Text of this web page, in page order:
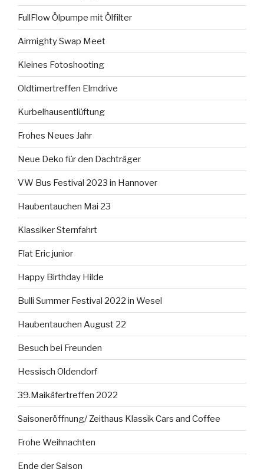
FullFlow Ölpumpe mit Ölfilter
Airmighty Swap Meet
Kleines Fotoshooting
Oldtimertreffen Elmdrive
Kurbelhausentlüftung
Frohes Neues Jahr
Neue Deko für den Dachträger
VW Bus Festival 2023 in Hannover
Haubentauchen Mai 23
Klassiker Sternfahrt
Flat Eric junior
Happy Birthday Hilde
Bulli Summer Festival 2022 in Wesel
Haubentauchen August 22
Besuch bei Freunden
Hessisch Oldendorf
39.Maikäfertreffen 2022
Saisoneröffnung/ Zeithaus Klassik Cars and Coffee
Frohe Weihnachten
Ende der Saison